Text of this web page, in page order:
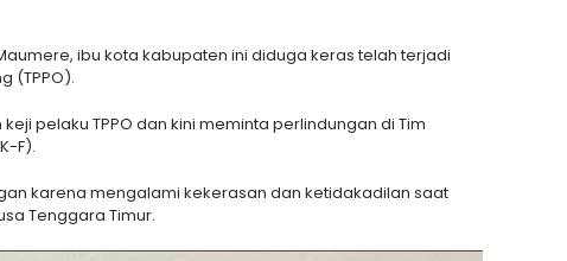
ibu kota kabupaten ini diduga keras telah terjadi
(TPPO).
pelaku TPPO dan kini meminta perlindungan di Tim
F).
karena mengalami kekerasan dan ketidakadilan saat
Tenggara Timur.